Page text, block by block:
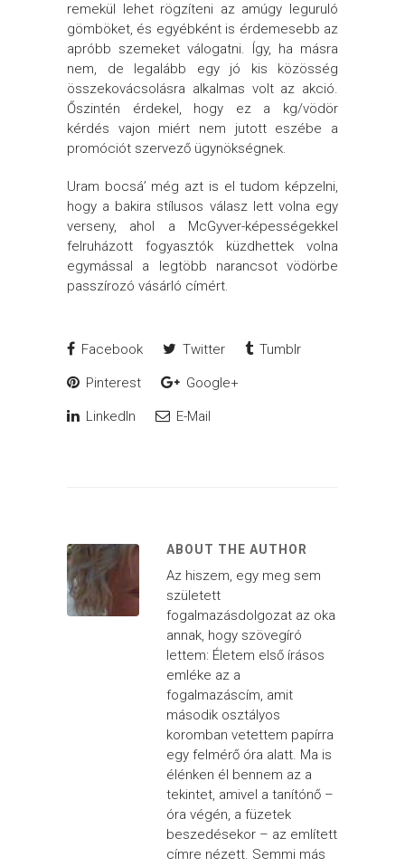
remekül lehet rögzíteni az amúgy leguruló
gömböket, és egyébként is érdemesebb az
apróbb szemeket válogatni. Így, ha másra
nem, de legalább egy jó kis közösség
összekovácsolásra alkalmas volt az akció.
Őszintén érdekel, hogy ez a kg/vödör
kérdés vajon miért nem jutott eszébe a
promóciót szervező ügynökségnek.
Uram bocsá’ még azt is el tudom képzelni,
hogy a bakira stílusos válasz lett volna egy
verseny, ahol a McGyver-képességekkel
felruházott fogyasztók küzdhettek volna
egymással a legtöbb narancsot vödörbe
passzírozó vásárló címért.
Facebook Twitter Tumblr
Pinterest Google+
LinkedIn E-Mail
ABOUT THE AUTHOR
Az hiszem, egy meg sem
született
fogalmazásdolgozat az oka
annak, hogy szövegíró
lettem: Életem első írásos
emléke az a
fogalmazáscím, amit
második osztályos
koromban vetettem papírra
egy felmérő óra alatt. Ma is
élénken él bennem az a
tekintet, amivel a tanítónő –
óra végén, a füzetek
beszedésekor – az említett
címre nézett. Semmi más